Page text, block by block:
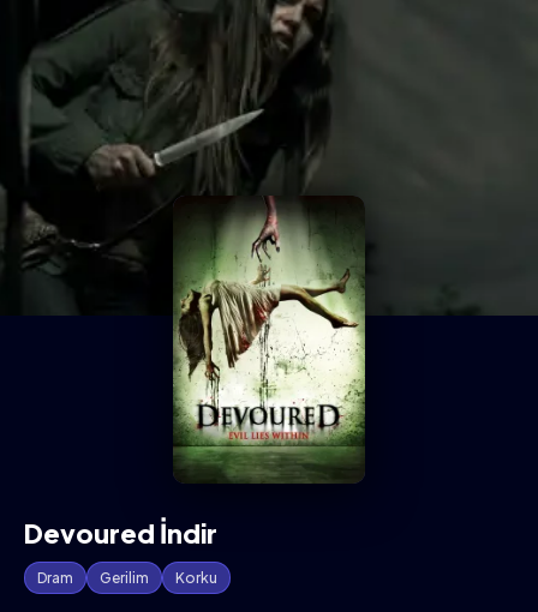
Kaliteler
Film Kategorileri
Dizi Kategorileri
Giriş Yap
Devoured İndir
Dram Gerilim Korku